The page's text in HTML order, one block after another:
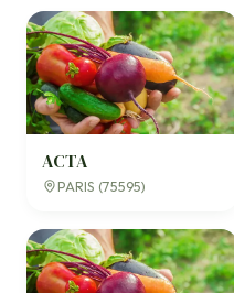
ACTA
PARIS (75595)